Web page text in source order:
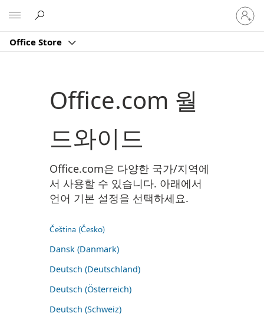
Office Store
귀
하
계
Office.com 월
드와이드
Office.com은 다양한 국가/지역에
서 사용할 수 있습니다. 아래에서
언어 기본 설정을 선택하세요.
Čeština (Česko)
Dansk (Danmark)
Deutsch (Deutschland)
Deutsch (Österreich)
Deutsch (Schweiz)